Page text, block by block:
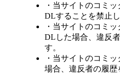
・当サイトのコミ
DLすることを禁止し
・当サイトのコミ
DLした場合、違反
す。
・当サイトのコミ
場合、違反者の履